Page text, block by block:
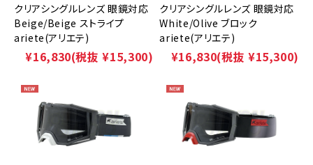
クリアシングルレンズ 眼鏡対応
Beige/Beige ストライプ
ariete(アリエテ)
¥16,830(税抜 ¥15,300)
クリアシングルレンズ 眼鏡対応
White/Olive ブロック
ariete(アリエテ)
¥16,830(税抜 ¥15,300)